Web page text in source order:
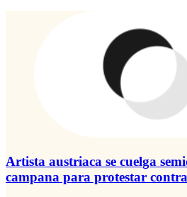
Artista austriaca se cuelga
campana para protestar